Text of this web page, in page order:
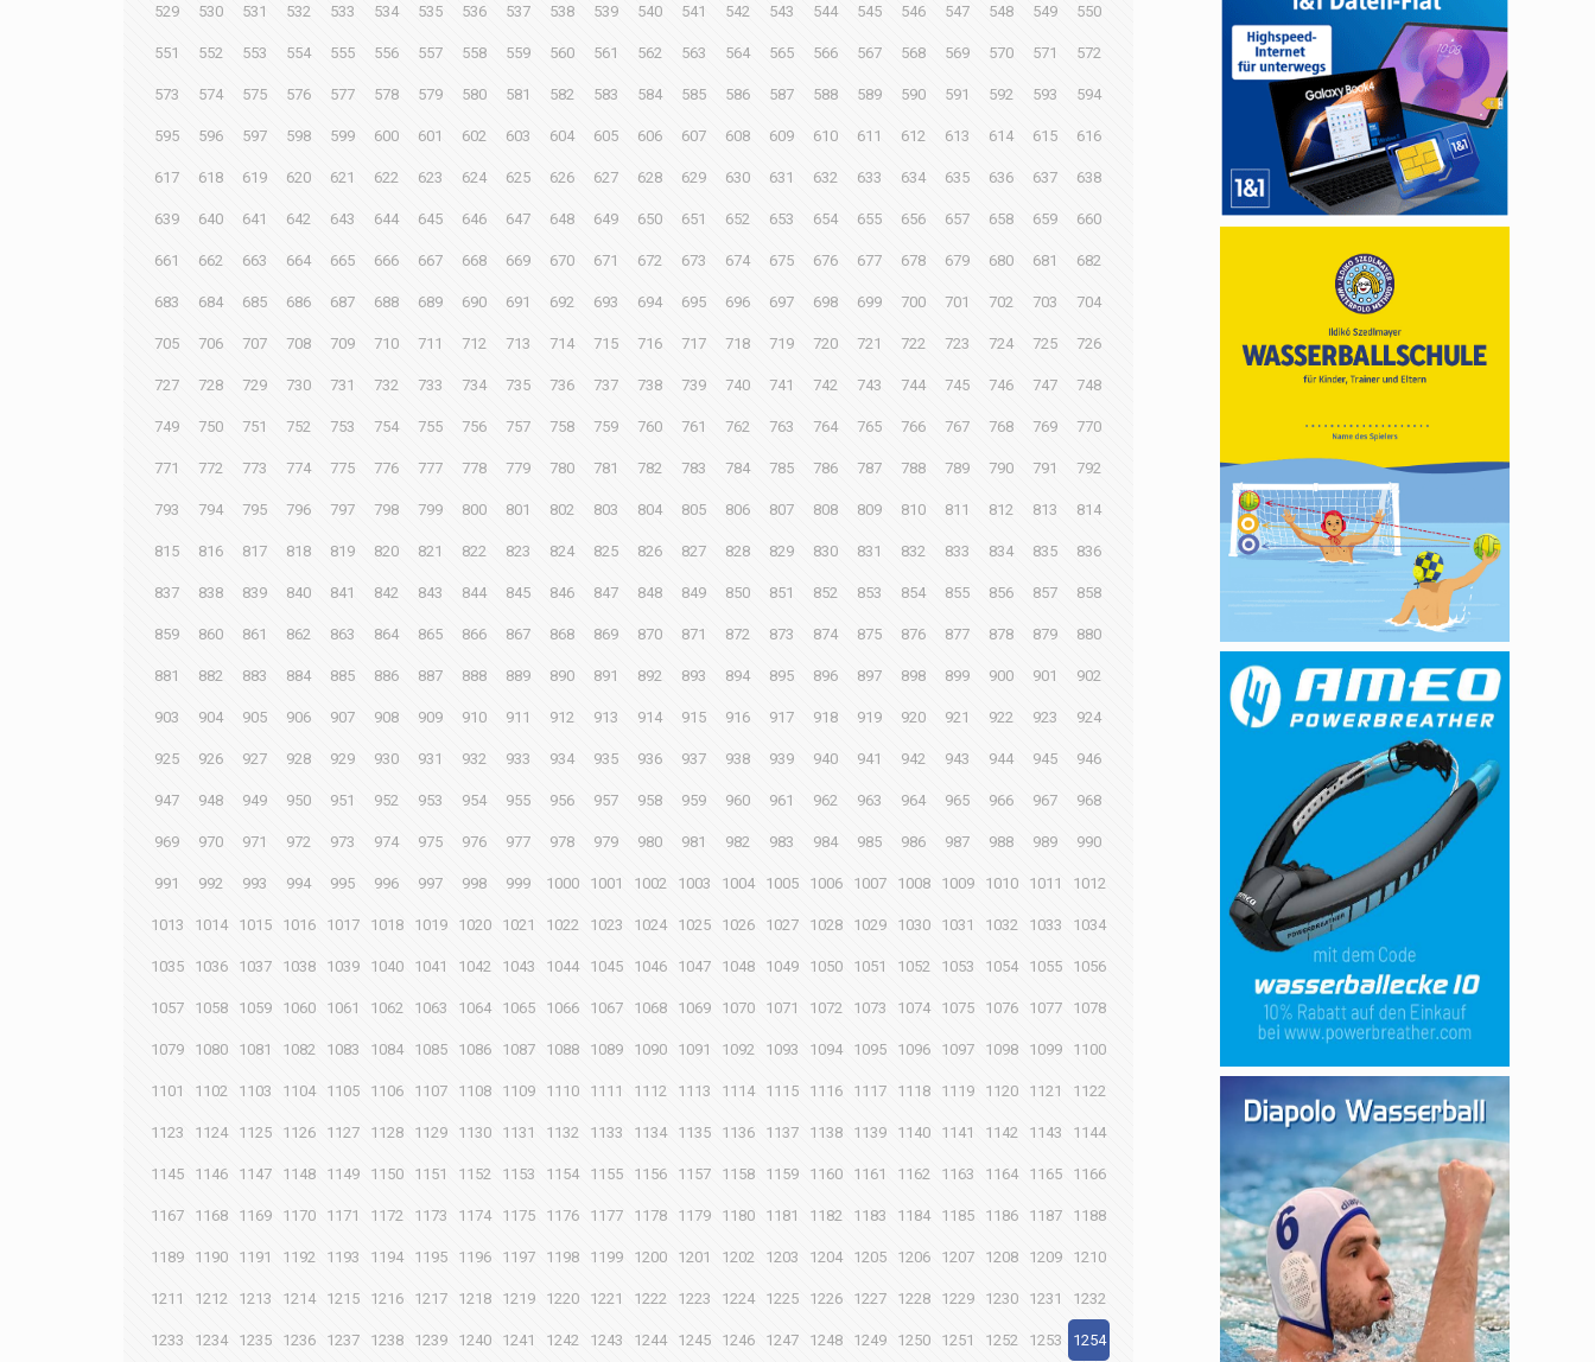
529 530 531 532 533 534 535 536 537 538 539 540 541 542 543 544 545 546 547 548 549 550
551 552 553 554 555 556 557 558 559 560 561 562 563 564 565 566 567 568 569 570 571 572
573 574 575 576 577 578 579 580 581 582 583 584 585 586 587 588 589 590 591 592 593 594
595 596 597 598 599 600 601 602 603 604 605 606 607 608 609 610 611 612 613 614 615 616
617 618 619 620 621 622 623 624 625 626 627 628 629 630 631 632 633 634 635 636 637 638
639 640 641 642 643 644 645 646 647 648 649 650 651 652 653 654 655 656 657 658 659 660
661 662 663 664 665 666 667 668 669 670 671 672 673 674 675 676 677 678 679 680 681 682
683 684 685 686 687 688 689 690 691 692 693 694 695 696 697 698 699 700 701 702 703 704
705 706 707 708 709 710 711 712 713 714 715 716 717 718 719 720 721 722 723 724 725 726
727 728 729 730 731 732 733 734 735 736 737 738 739 740 741 742 743 744 745 746 747 748
749 750 751 752 753 754 755 756 757 758 759 760 761 762 763 764 765 766 767 768 769 770
771 772 773 774 775 776 777 778 779 780 781 782 783 784 785 786 787 788 789 790 791 792
793 794 795 796 797 798 799 800 801 802 803 804 805 806 807 808 809 810 811 812 813 814
815 816 817 818 819 820 821 822 823 824 825 826 827 828 829 830 831 832 833 834 835 836
837 838 839 840 841 842 843 844 845 846 847 848 849 850 851 852 853 854 855 856 857 858
859 860 861 862 863 864 865 866 867 868 869 870 871 872 873 874 875 876 877 878 879 880
881 882 883 884 885 886 887 888 889 890 891 892 893 894 895 896 897 898 899 900 901 902
903 904 905 906 907 908 909 910 911 912 913 914 915 916 917 918 919 920 921 922 923 924
925 926 927 928 929 930 931 932 933 934 935 936 937 938 939 940 941 942 943 944 945 946
947 948 949 950 951 952 953 954 955 956 957 958 959 960 961 962 963 964 965 966 967 968
969 970 971 972 973 974 975 976 977 978 979 980 981 982 983 984 985 986 987 988 989 990
991 992 993 994 995 996 997 998 999 1000 1001 1002 1003 1004 1005 1006 1007 1008 1009 1010 1011 1012
1013 1014 1015 1016 1017 1018 1019 1020 1021 1022 1023 1024 1025 1026 1027 1028 1029 1030 1031 1032 1033 1034
1035 1036 1037 1038 1039 1040 1041 1042 1043 1044 1045 1046 1047 1048 1049 1050 1051 1052 1053 1054 1055 1056
1057 1058 1059 1060 1061 1062 1063 1064 1065 1066 1067 1068 1069 1070 1071 1072 1073 1074 1075 1076 1077 1078
1079 1080 1081 1082 1083 1084 1085 1086 1087 1088 1089 1090 1091 1092 1093 1094 1095 1096 1097 1098 1099 1100
1101 1102 1103 1104 1105 1106 1107 1108 1109 1110 1111 1112 1113 1114 1115 1116 1117 1118 1119 1120 1121 1122
1123 1124 1125 1126 1127 1128 1129 1130 1131 1132 1133 1134 1135 1136 1137 1138 1139 1140 1141 1142 1143 1144
1145 1146 1147 1148 1149 1150 1151 1152 1153 1154 1155 1156 1157 1158 1159 1160 1161 1162 1163 1164 1165 1166
1167 1168 1169 1170 1171 1172 1173 1174 1175 1176 1177 1178 1179 1180 1181 1182 1183 1184 1185 1186 1187 1188
1189 1190 1191 1192 1193 1194 1195 1196 1197 1198 1199 1200 1201 1202 1203 1204 1205 1206 1207 1208 1209 1210
1211 1212 1213 1214 1215 1216 1217 1218 1219 1220 1221 1222 1223 1224 1225 1226 1227 1228 1229 1230 1231 1232
1233 1234 1235 1236 1237 1238 1239 1240 1241 1242 1243 1244 1245 1246 1247 1248 1249 1250 1251 1252 1253 1254